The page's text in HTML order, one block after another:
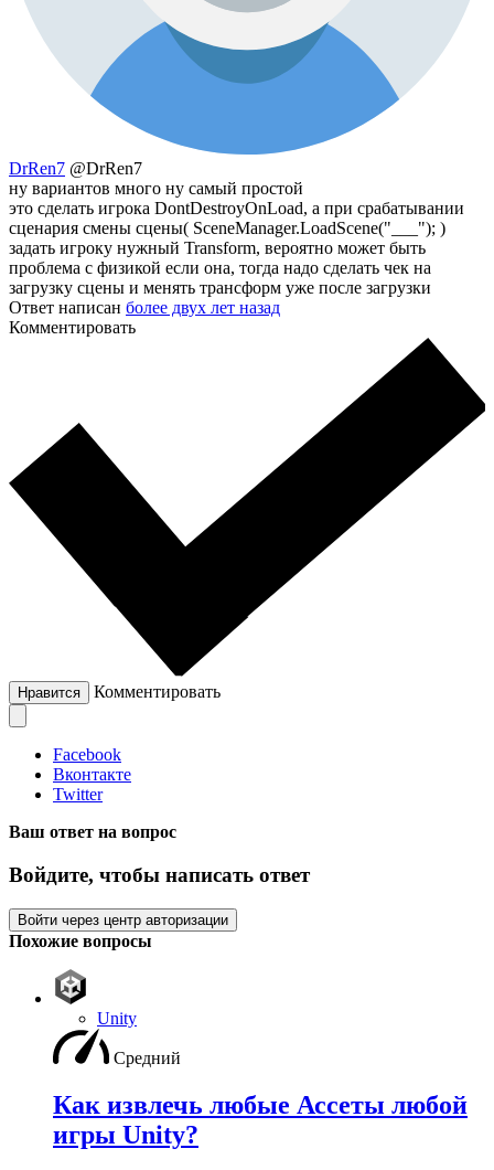
DrRen7 @DrRen7
ну вариантов много ну самый простой
это сделать игрока DontDestroyOnLoad, а при срабатывании
сценария смены сцены( SceneManager.LoadScene("___"); )
задать игроку нужный Transform, вероятно может быть
проблема с физикой если она, тогда надо сделать чек на
загрузку сцены и менять трансформ уже после загрузки
Ответ написан более двух лет назад
Комментировать
Нравится Комментировать
Facebook
Вконтакте
Twitter
Ваш ответ на вопрос
Войдите, чтобы написать ответ
Войти через центр авторизации
Похожие вопросы
Unity
Средний
Как извлечь любые Ассеты любой
игры Unity?